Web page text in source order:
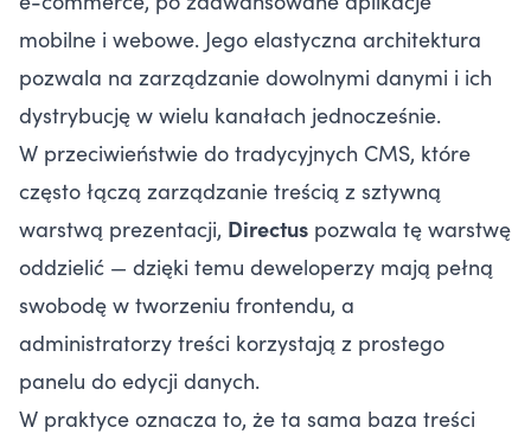
mobilne i webowe. Jego elastyczna architektura
pozwala na zarządzanie dowolnymi danymi i ich
dystrybucję w wielu kanałach jednocześnie.
W przeciwieństwie do tradycyjnych CMS, które
często łączą zarządzanie treścią z sztywną
warstwą prezentacji, Directus pozwala tę warstwę
oddzielić — dzięki temu deweloperzy mają pełną
swobodę w tworzeniu frontendu, a
administratorzy treści korzystają z prostego
panelu do edycji danych.
W praktyce oznacza to, że ta sama baza treści